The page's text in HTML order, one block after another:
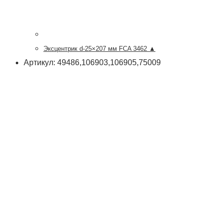
Эксцентрик d-25×207 мм FCA 3462 ▲
Артикул: 49486,106903,106905,75009